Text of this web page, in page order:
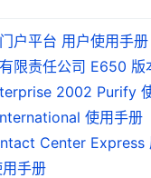
户平台 用户使用手册
限责任公司 E650 版
2002 Purify
使用手册
手册